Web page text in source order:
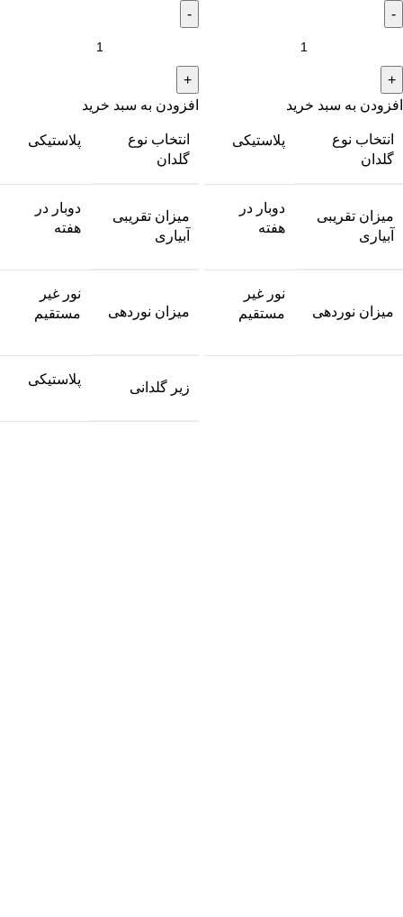
افزودن به سبد خرید
انتخاب نوع
گلدان
پلاستیکی
میزان تقریبی
آبیاری
دوبار در
هفته
میزان نوردهی
نور غیر
مستقیم
افزودن به سبد خرید
انتخاب نوع
گلدان
پلاستیکی
میزان تقریبی
آبیاری
دوبار در
هفته
میزان نوردهی
نور غیر
مستقیم
زیر گلدانی
پلاستیکی